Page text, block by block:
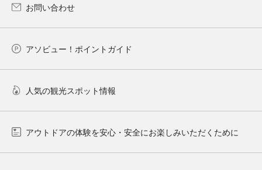
お問い合わせ
アソビュー！ポイントガイド
人気の観光スポット情報
アウトドアの体験を安心・安全にお楽しみいただくために